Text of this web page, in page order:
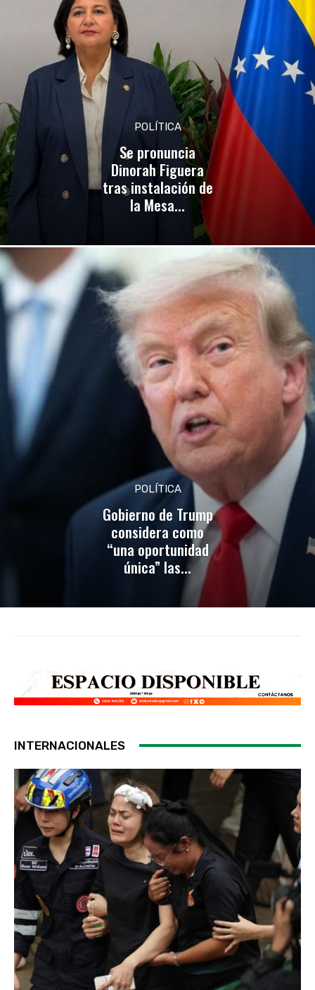
POLÍTICA
Se pronuncia
Dinorah Figuera
tras instalación de
la Mesa...
POLÍTICA
Gobierno de Trump
considera como
“una oportunidad
única” las...
INTERNACIONALES